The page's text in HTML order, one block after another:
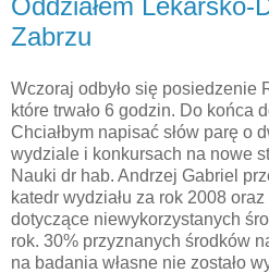
Oddziałem
Zabrzu
Wczoraj odbyło się posiedzenie
które trwało 6 godzin. Do końca
Chciałbym napisać słów parę o
wydziale i konkursach na nowe
Nauki dr hab. Andrzej Gabriel
katedr wydziału za rok 2008
dotyczące niewykorzystanych
rok. 30% przyznanych środków
na badania własne nie zostało